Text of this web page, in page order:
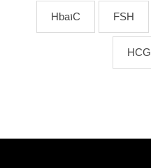
FSH
Hba1C
HCG